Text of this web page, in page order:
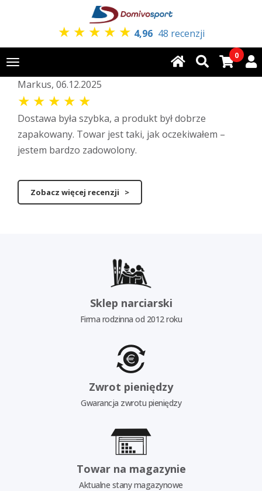
★ ★ ★ ★ ★ 4,96 48 recenzji
Toggle
navigation
0
Markus, 06.12.2025
★ ★ ★ ★ ★
Dostawa była szybka, a produkt był dobrze
zapakowany. Towar jest taki, jak oczekiwałem –
jestem bardzo zadowolony.
Zobacz więcej recenzji >
Sklep narciarski
Firma rodzinna od 2012 roku
Zwrot pieniędzy
Gwarancja zwrotu pieniędzy
Towar na magazynie
Aktualne stany magazynowe